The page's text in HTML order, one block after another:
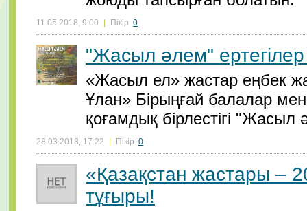
11.05.2018, 9:00 Пікір: 0
"Жасыл әлем"
«Жасыл ел» жастар еңбек
Ұлан» Бірыңғай балалар
қоғамдық бірлестігі "Жасыл
28.03.2018, 17:22 Пікір: 0
«Қазақстан жастары –
тұғыры!